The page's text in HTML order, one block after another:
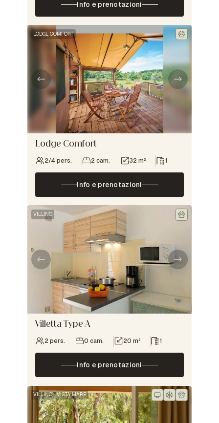
Info e prenotazioni
LODGE COMFORT
Lodge Comfort
2/4 pers. 2 cam. 32 m² 1
Info e prenotazioni
VILLINO
Villetta Type A
2 pers. 0 cam. 20 m² 1
Info e prenotazioni
VILLINO VISTA MARE